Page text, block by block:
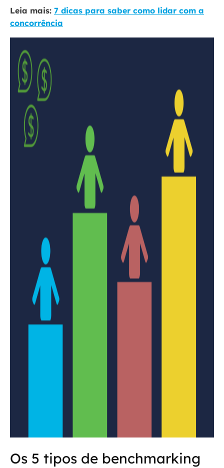
Leia mais: 7 dicas para saber como lidar com a
concorrência
Os 5 tipos de benchmarking